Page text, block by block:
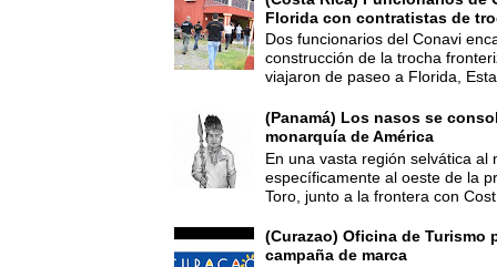
Florida con contratistas de
Dos funcionarios del Conavi
construcción de la trocha
viajaron de paseo a Florida,
(Panamá) Los nasos se
monarquía de América
En una vasta región selvática al
específicamente al oeste de la
Toro, junto a la frontera con
(Curazao) Oficina de Turismo
campaña de marca